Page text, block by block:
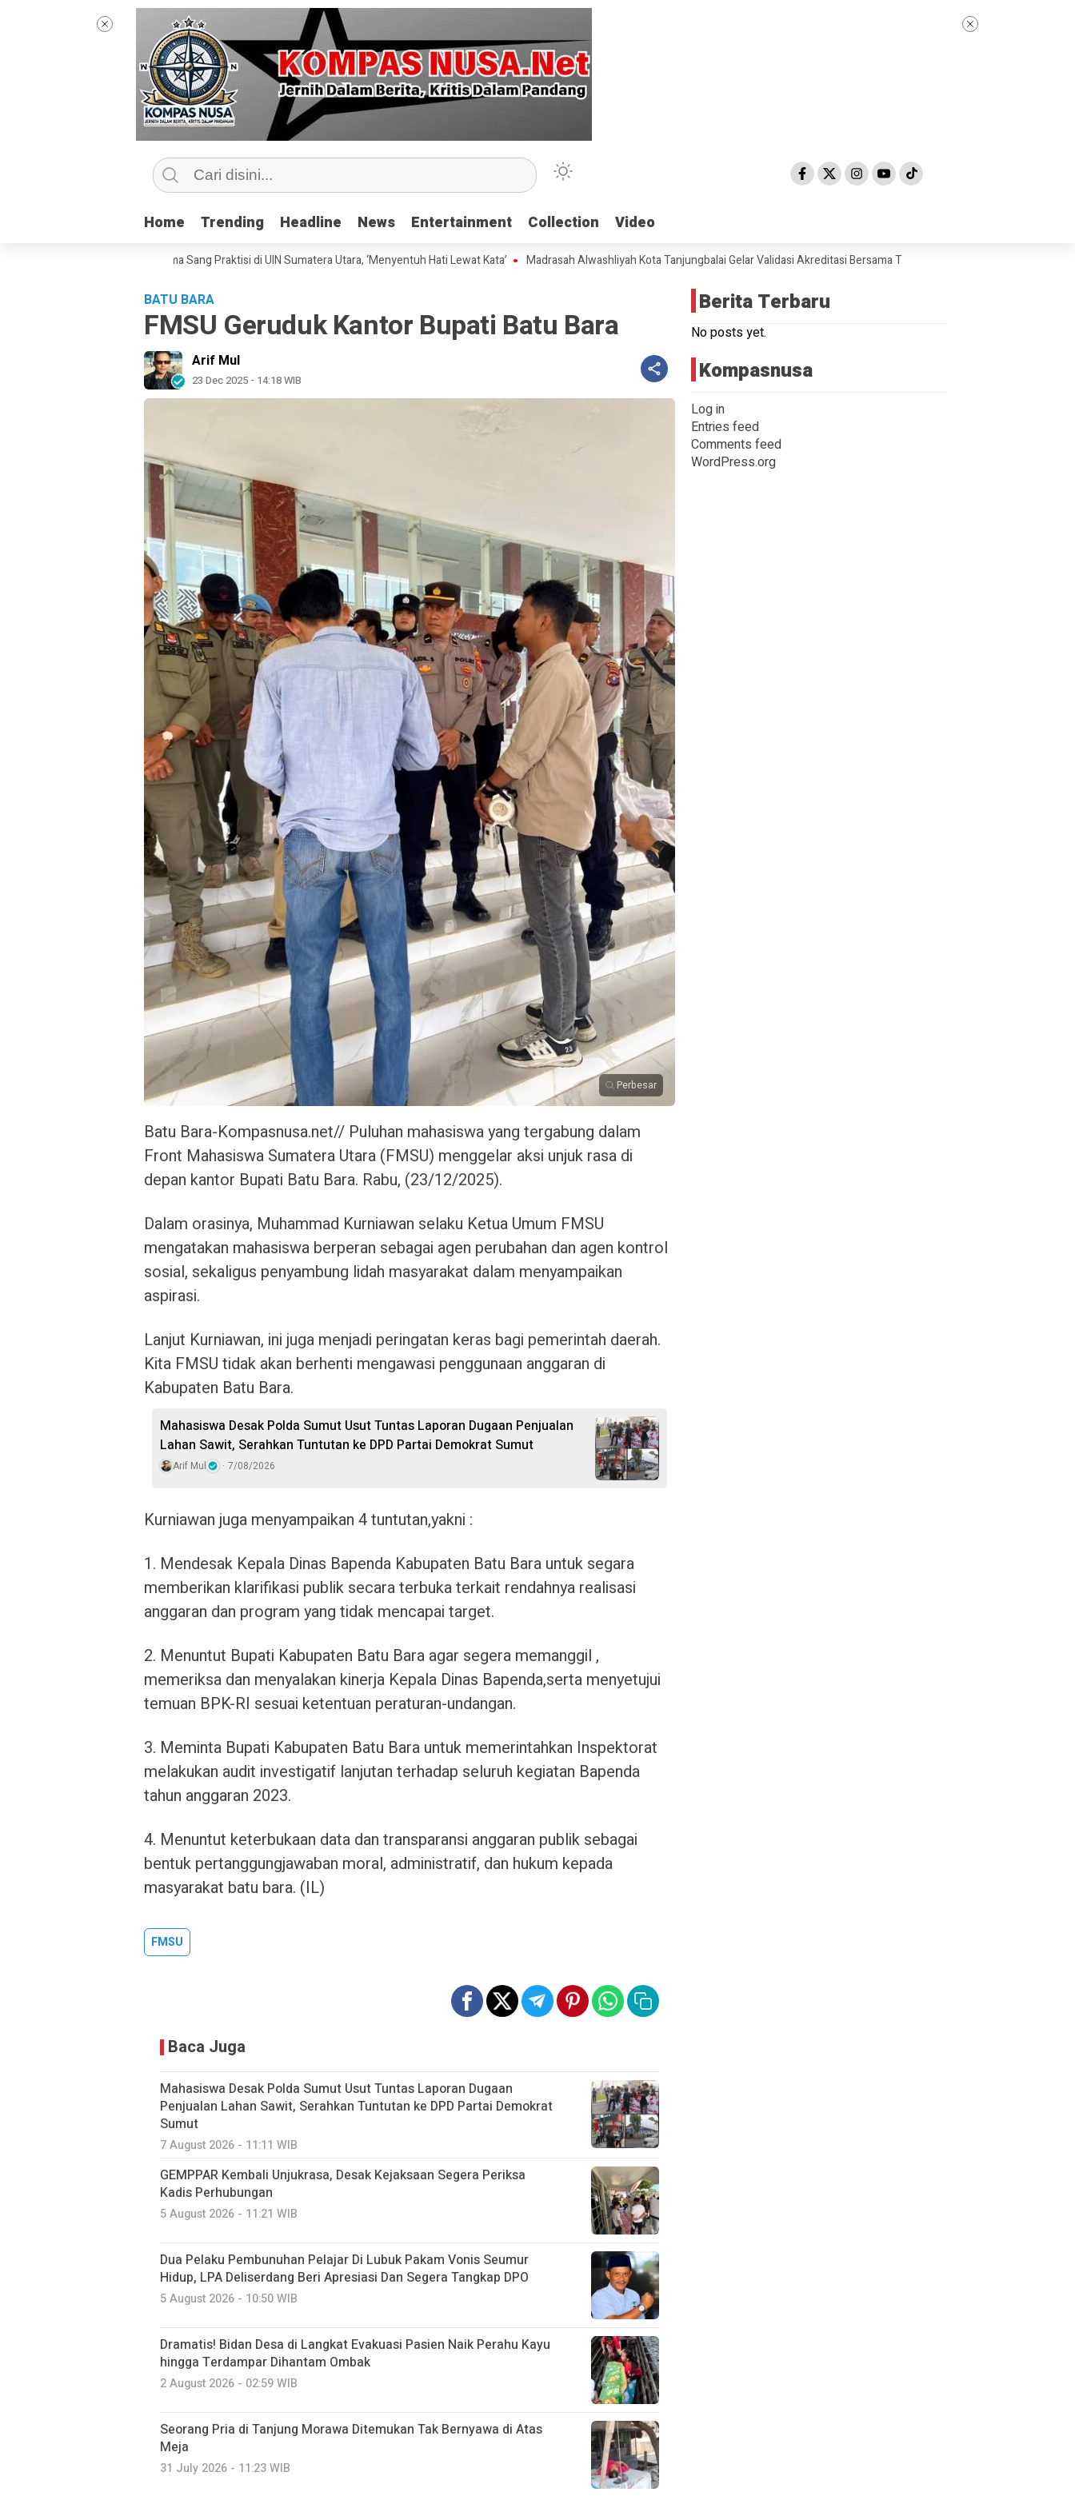
Home Trending Headline News Entertainment Collection Video
Home Trending Headline News Entertainment Collection Video
Kelas Jurnalisme Bersama Sang Praktisi di UIN Sumatera Utara, ‘Menyentuh Hati Lewat Kata’ Madrasah Alwashliyah Kota Tanjungbalai Gelar Validasi Akreditasi Bersama Tim Asesor BAN-PDM Tahun 2026
BATU BARA
FMSU Geruduk Kantor Bupati Batu Bara
Arif Mul
23 Dec 2025 - 14:18 WIB
Perbesar
Batu Bara-Kompasnusa.net// Puluhan mahasiswa yang tergabung dalam
Front Mahasiswa Sumatera Utara (FMSU) menggelar aksi unjuk rasa di
depan kantor Bupati Batu Bara. Rabu, (23/12/2025).
Dalam orasinya, Muhammad Kurniawan selaku Ketua Umum FMSU
mengatakan mahasiswa berperan sebagai agen perubahan dan agen kontrol
sosial, sekaligus penyambung lidah masyarakat dalam menyampaikan
aspirasi.
Lanjut Kurniawan, ini juga menjadi peringatan keras bagi pemerintah daerah.
Kita FMSU tidak akan berhenti mengawasi penggunaan anggaran di
Kabupaten Batu Bara.
Mahasiswa Desak Polda Sumut Usut Tuntas Laporan Dugaan Penjualan
Lahan Sawit, Serahkan Tuntutan ke DPD Partai Demokrat Sumut
Arif Mul 7/08/2026
Kurniawan juga menyampaikan 4 tuntutan,yakni :
1. Mendesak Kepala Dinas Bapenda Kabupaten Batu Bara untuk segara
memberikan klarifikasi publik secara terbuka terkait rendahnya realisasi
anggaran dan program yang tidak mencapai target.
2. Menuntut Bupati Kabupaten Batu Bara agar segera memanggil ,
memeriksa dan menyalakan kinerja Kepala Dinas Bapenda,serta menyetujui
temuan BPK-RI sesuai ketentuan peraturan-undangan.
3. Meminta Bupati Kabupaten Batu Bara untuk memerintahkan Inspektorat
melakukan audit investigatif lanjutan terhadap seluruh kegiatan Bapenda
tahun anggaran 2023.
4. Menuntut keterbukaan data dan transparansi anggaran publik sebagai
bentuk pertanggungjawaban moral, administratif, dan hukum kepada
masyarakat batu bara. (IL)
FMSU
Baca Juga
Mahasiswa Desak Polda Sumut Usut Tuntas Laporan Dugaan
Penjualan Lahan Sawit, Serahkan Tuntutan ke DPD Partai Demokrat
Sumut
7 August 2026 - 11:11 WIB
GEMPPAR Kembali Unjukrasa, Desak Kejaksaan Segera Periksa
Kadis Perhubungan
5 August 2026 - 11:21 WIB
Dua Pelaku Pembunuhan Pelajar Di Lubuk Pakam Vonis Seumur
Hidup, LPA Deliserdang Beri Apresiasi Dan Segera Tangkap DPO
5 August 2026 - 10:50 WIB
Dramatis! Bidan Desa di Langkat Evakuasi Pasien Naik Perahu Kayu
hingga Terdampar Dihantam Ombak
2 August 2026 - 02:59 WIB
Seorang Pria di Tanjung Morawa Ditemukan Tak Bernyawa di Atas
Meja
31 July 2026 - 11:23 WIB
Berita Terbaru
No posts yet.
Kompasnusa
Log in
Entries feed
Comments feed
WordPress.org